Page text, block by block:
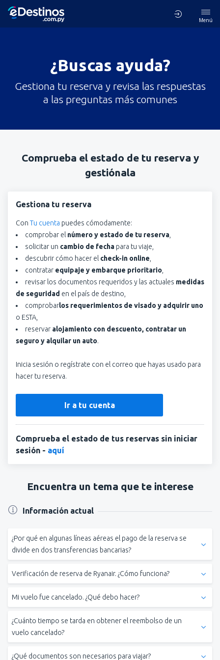
Menú
¿Buscas ayuda?
Gestiona tu reserva y revisa las respuestas
a las preguntas más comunes
Comprueba el estado de tu reserva y
gestiónala
Gestiona tu reserva
Con Tu cuenta puedes cómodamente:
comprobar el número y estado de tu reserva
solicitar un cambio de fecha para tu viaje,
descubrir cómo hacer el check-in online
contratar equipaje y embarque prioritario
revisar los documentos requeridos y las actuales medidas
de seguridad en el país de destino,
comprobarlos requerimientos de visado y adquirir uno
o ESTA,
reservar alojamiento con descuento, contratar un
seguro y alquilar un auto.
Inicia sesión o regístrate con el correo que hayas usado para
hacer tu reserva.
Ir a tu cuenta
Comprueba el estado de tus reservas sin iniciar
sesión - aquí
Encuentra un tema que te interese
Información actual
¿Por qué en algunas líneas aéreas el pago de la reserva se
divide en dos transferencias bancarias?
¿Contiene este artículo la información que andabas
buscando?
Verificación de reserva de Ryanair. ¿Cómo funciona?
válido.
Mi vuelo fue cancelado. ¿Qué debo hacer?
¿Cuánto tiempo se tarda en obtener el reembolso de un
vuelo cancelado?
¿Qué documentos son necesarios para viajar?